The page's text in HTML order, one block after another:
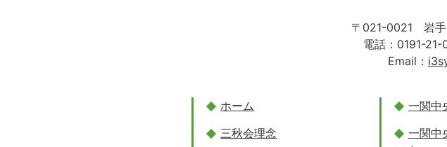
〒021-0021 岩手
電話： 0191-21-
Email：
ホーム
三秋会理念
一関中
一関中